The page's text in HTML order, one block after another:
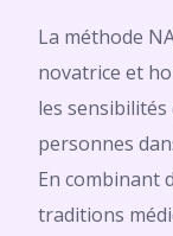
La méthode
novatrice et
les
personnes
En combinant
traditions